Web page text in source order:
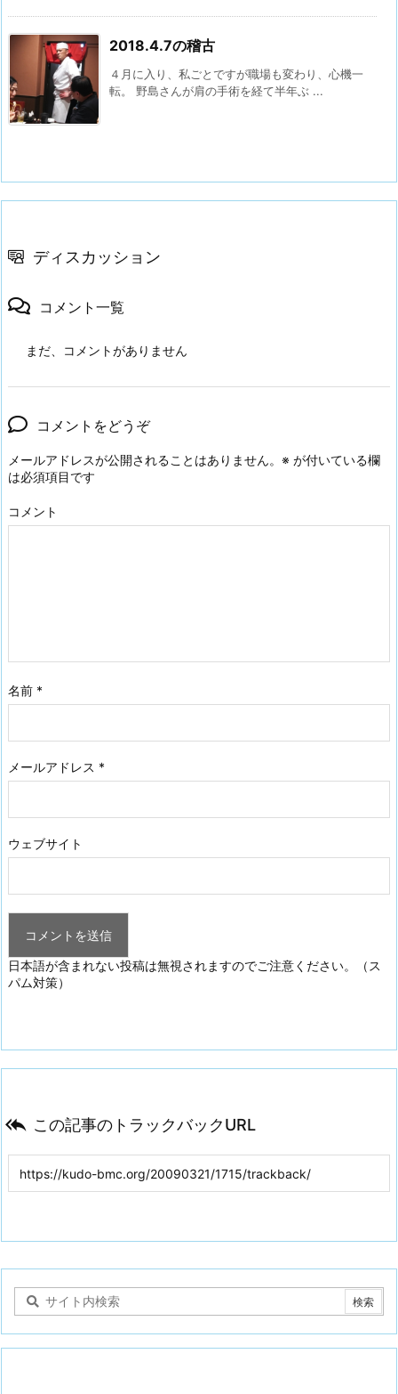
2018.4.7の稽古
４月に入り、私ごとですが職場も変わり、心機一
転。 野島さんが肩の手術を経て半年ぶ ...
ディスカッション
コメント一覧
まだ、コメントがありません
コメントをどうぞ
メールアドレスが公開されることはありません。 ※ が付いている欄
は必須項目です
コメント
名前 *
メールアドレス *
ウェブサイト
日本語が含まれない投稿は無視されますのでご注意ください。（ス
パム対策）
 この記事のトラックバックURL